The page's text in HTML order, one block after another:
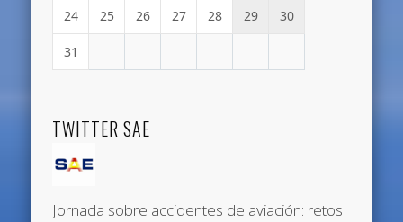
24 25 26 27 28 29 30
31
TWITTER SAE
Jornada sobre accidentes de aviación: retos